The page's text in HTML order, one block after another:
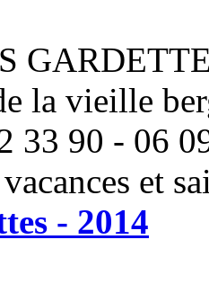
la vieille
33 90 - 06
et
- 2014